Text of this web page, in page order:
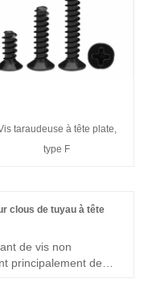
taraudeuse à tête plate,
type F
clous de tuyau à tête
de vis non
principalement des